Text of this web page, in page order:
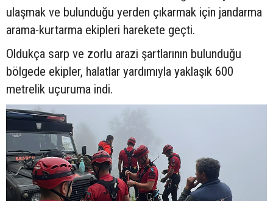
ulaşmak ve bulunduğu yerden çıkarmak için jandarma
arama-kurtarma ekipleri harekete geçti.
Oldukça sarp ve zorlu arazi şartlarının bulunduğu
bölgede ekipler, halatlar yardımıyla yaklaşık 600
metrelik uçuruma indi.